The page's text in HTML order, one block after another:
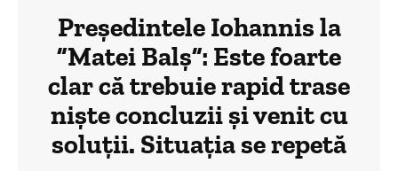
Președintele Iohannis la
”Matei Balș”: Este foarte
clar că trebuie rapid trase
niște concluzii și venit cu
soluții. Situația se repetă